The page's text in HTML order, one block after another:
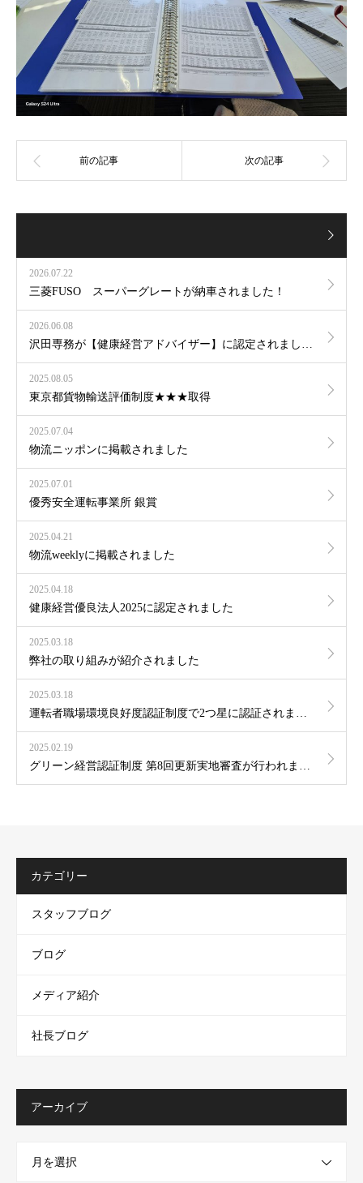
2026.07.22
三菱FUSO スーパーグレートが納車されました！
2026.06.08
2025.08.05
東京都貨物輸送評価制度★★★取得
2025.07.04
物流ニッポンに掲載されました
2025.07.01
優秀安全運転事業所 銀賞
2025.04.21
物流weeklyに掲載されました
2025.04.18
健康経営優良法人2025に認定されました
2025.03.18
弊社の取り組みが紹介されました
2025.03.18
2025.02.19
カテゴリー
スタッフブログ
ブログ
メディア紹介
社長ブログ
アーカイブ
月を選択